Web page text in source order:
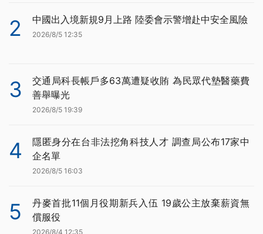
2 中國出入境新規9月上路 陸委會示警增赴中安全風險
2026/8/5 12:35
3
交通局科長帳戶多63萬遭疑收賄 為民眾代墊醫藥費
善舉曝光
2026/8/5 19:39
4
隱匿身分在台非法挖角科技人才 調查局公布17家中
企名單
2026/8/5 16:03
5
丹麥首批11個月役期新兵入伍 19歲公主放棄薪資無
償服役
2026/8/4 12:35